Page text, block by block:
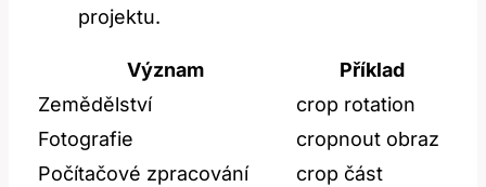
projektu.
Význam
Příklad
Zemědělství
crop rotation
Fotografie
cropnout obraz
Počítačové zpracování
crop část